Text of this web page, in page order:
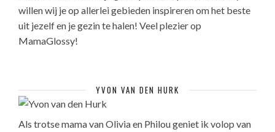
willen wij je op allerlei gebieden inspireren om het beste
uit jezelf en je gezin te halen! Veel plezier op
MamaGlossy!
YVON VAN DEN HURK
Als trotse mama van Olivia en Philou geniet ik volop van